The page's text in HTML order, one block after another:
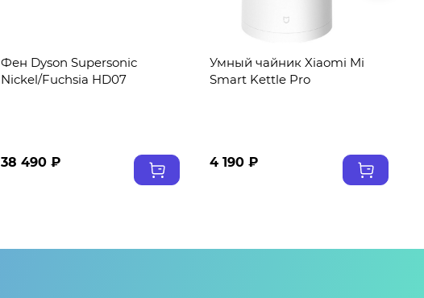
Фен Dyson Supersonic
Nickel/Fuchsia HD07
38 490 ₽
Умный чайник Xiaomi Mi
Smart Kettle Pro
4 190 ₽